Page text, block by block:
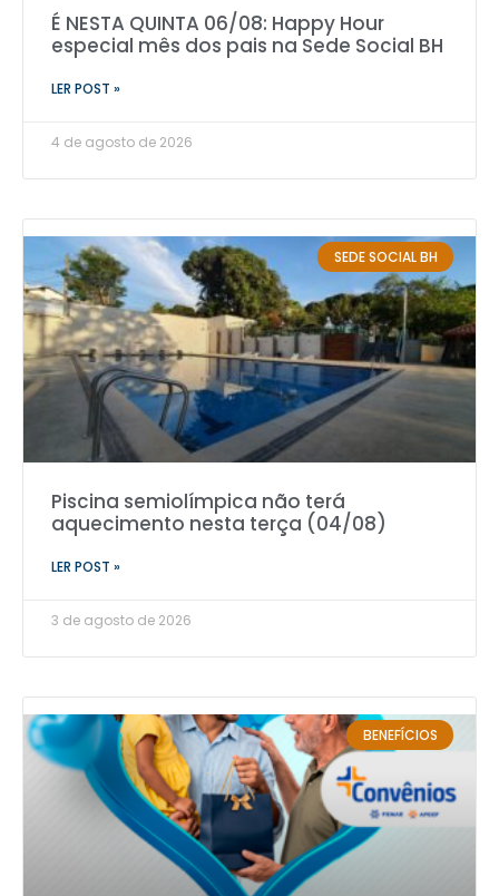
É NESTA QUINTA 06/08: Happy Hour
especial mês dos pais na Sede Social BH
LER POST »
4 de agosto de 2026
SEDE SOCIAL BH
Piscina semiolímpica não terá
aquecimento nesta terça (04/08)
LER POST »
3 de agosto de 2026
BENEFÍCIOS